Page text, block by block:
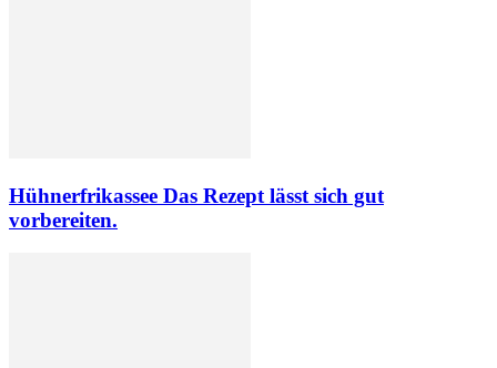
Hühnerfrikassee Das Rezept lässt sich gut
vorbereiten.